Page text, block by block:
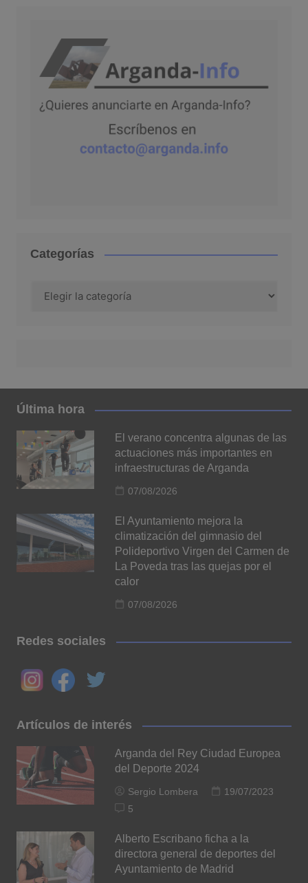
Categorías
Última hora
El verano concentra algunas de las
actuaciones más importantes en
infraestructuras de Arganda
07/08/2026
El Ayuntamiento mejora la
climatización del gimnasio del
Polideportivo Virgen del Carmen de
La Poveda tras las quejas por el
calor
07/08/2026
Redes sociales
Artículos de interés
Arganda del Rey Ciudad Europea
del Deporte 2024
Sergio Lombera
19/07/2023
5
Alberto Escribano ficha a la
directora general de deportes del
Ayuntamiento de Madrid